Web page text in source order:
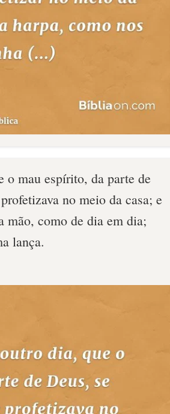
o mau espírito, da parte de
no meio da casa; e
mão, como de dia em dia;
lança.